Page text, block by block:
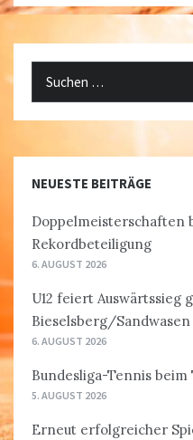
NEUESTE BEITRÄGE
Doppelmeisterschaften
Rekordbeteiligung
6. AUGUST 2026
U12 feiert Auswärtssieg
Bieselsberg/Sandwasen
6. AUGUST 2026
Bundesliga-Tennis beim
5. AUGUST 2026
Erneut erfolgreicher